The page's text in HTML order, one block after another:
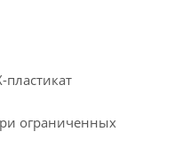
ограниченных